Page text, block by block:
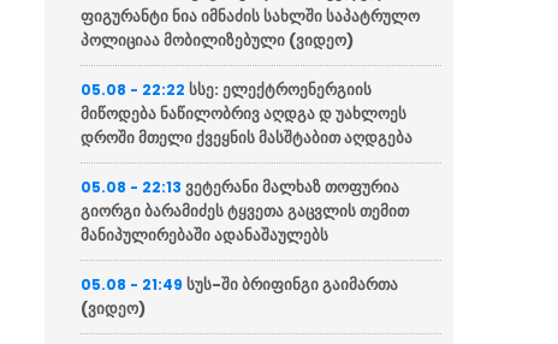
ფიგურანტი ნია იმნაძის სახლში საპატრულო
პოლიციაა მობილიზებული (ვიდეო)
05.08 - 22:22სსე: ელექტროენერგიის
მიწოდება ნაწილობრივ აღდგა დ უახლოეს
დროში მთელი ქვეყნის მასშტაბით აღდგება
05.08 - 22:13ვეტერანი მალხაზ თოფურია
გიორგი ბარამიძეს ტყვეთა გაცვლის თემით
მანიპულირებაში ადანაშაულებს
05.08 - 21:49სუს-ში ბრიფინგი გაიმართა
(ვიდეო)